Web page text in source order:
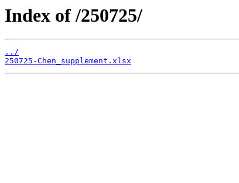
Index of /250725/
../
250725-Chen_supplement.xlsx